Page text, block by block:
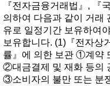
『전자금융거래법』,『
의하여다음과같이거래
유로일정기간보유하여
보유합니다.(1)『전자
률』에의한보관①계약
②대금결제및재화등의
③소비자의불만또는분